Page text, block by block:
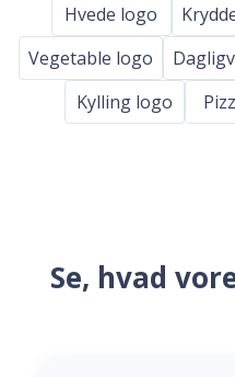
Hvede logo
Vegetable logo
Kylling logo
Se, hvad